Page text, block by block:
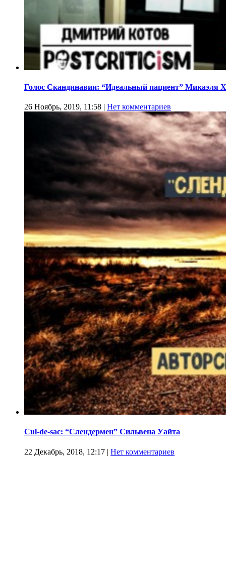
Голос Скандинавии: “Идеальный пациент” Микаэля
26 Ноябрь, 2019, 11:58 | Нет комментариев
Cul-de-sac: “Слендермен” Сильвена Уайта
22 Декабрь, 2018, 12:17 | Нет комментариев